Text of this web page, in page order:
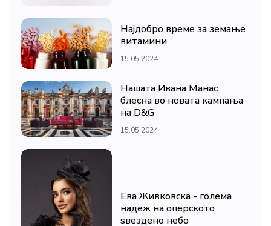
Најдобро време за земање
витамини
15.05.2024
Нашата Ивана Манас
блесна во новата кампања
на D&G
15.05.2024
Ева Живковска - голема
надеж на оперското
ѕвездено небо